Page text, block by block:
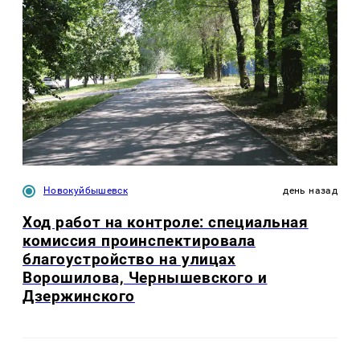
Новокуйбышевск день назад
Ход работ на контроле: специальная
комиссия проинспектировала
благоустройство на улицах
Ворошилова, Чернышевского и
Дзержинского